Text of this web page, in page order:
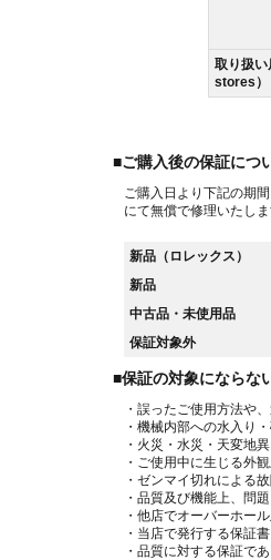
取り扱
stores）
■ご購入後の保証につ
ご購入日より下記の期
にて無償で修理いたしま
新品（ロレックス）
新品
中古品・未使用品
保証対象外
■保証の対象にならな
・誤ったご使用方法や
・機械内部への水入り
・火災・水災・天変地
・ご使用中に生じる外
・ゼンマイ切れによる
・品質及び機能上、問
・他店でオーバーホー
・当店で発行する保証
・品質に対する保証で